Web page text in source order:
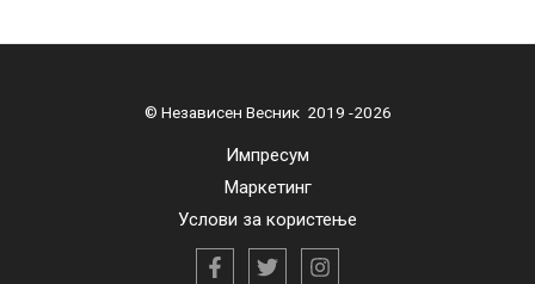
© Независен Весник 2019 -2026
Импресум
Маркетинг
Услови за користење